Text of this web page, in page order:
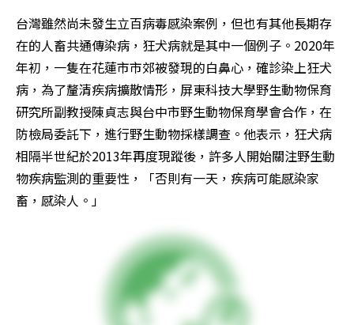
台灣雖然尚未發生立百病毒感染案例，但也有其他長期存
在的人畜共通傳染病，狂犬病就是其中一個例子。2020年
年初，一隻在花蓮市市郊被發現的白鼻心，確診染上狂犬
病，為了釐清疾病擴散情形，屏東科技大學野生動物保育
研究所副教授陳貞志與台中市野生動物保育學會合作，在
防檢局委託下，進行野生動物採樣調查。他表示，狂犬病
相隔半世紀於2013年再度現蹤後，許多人開始關注野生動
物疾病監測的重要性，「否則有一天，疾病可能感染家
畜，感染人。」